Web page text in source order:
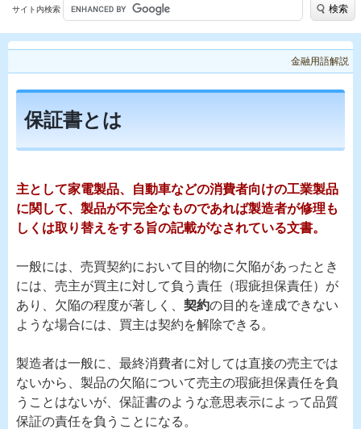
サイト内検索 検索
金融用語解説
保証書とは
主として家電製品、自動車などの消費者向けの工業製品
に関して、製品が不完全なものであれば製造者が修理も
しくは取り替えをする旨の記載がなされている文書。
一般には、売買契約において目的物に欠陥があったとき
には、売主が買主に対して負う責任（瑕疵担保責任）が
あり、欠陥の程度が著しく、 契約の目的を達成できない
ような場合には、買主は契約を解除できる。
製造者は一般に、最終消費者に対しては直接の売主では
ないから、製品の欠陥について売主の瑕疵担保責任を負
うことはないが、保証書のような意思表示によって品質
保証の責任を負うことになる。